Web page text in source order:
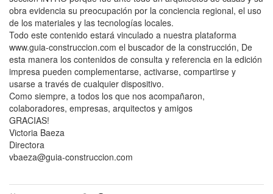
obra evidencia su preocupación por la conciencia regional, el uso
de los materiales y las tecnologías locales.
Todo este contenido estará vinculado a nuestra plataforma
www.guia-construccion.com el buscador de la construcción, De
esta manera los contenidos de consulta y referencia en la edición
impresa pueden complementarse, activarse, compartirse y
usarse a través de cualquier dispositivo.
Como siempre, a todos los que nos acompañaron,
colaboradores, empresas, arquitectos y amigos
GRACIAS!
Victoria Baeza
Directora
vbaeza@guia-construccion.com